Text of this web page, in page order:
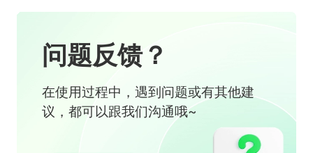
问题反馈？
在使用过程中，遇到问题或有其他建
议，都可以跟我们沟通哦~